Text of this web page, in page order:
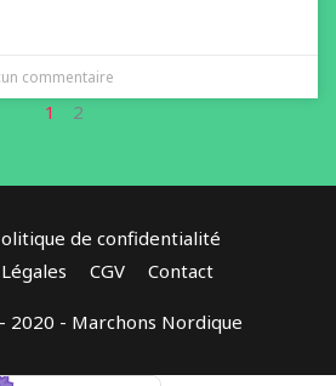
commentaire
1 2
de confidentialité
CGV Contact
- Marchons Nordique